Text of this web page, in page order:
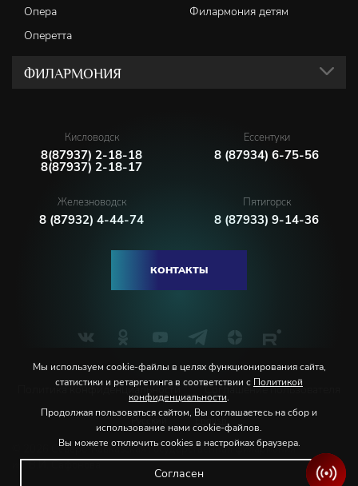
Опера
Филармония детям
Оперетта
ФИЛАРМОНИЯ
Кисловодск
8(87937) 2-18-18
8(87937) 2-18-17
Ессентуки
8 (87934) 6-75-56
Железноводск
8 (87932) 4-44-74
Пятигорск
8 (87933) 9-14-36
КОНТАКТЫ
Политика конфиденциальности Соглашение пользователя
© 2026 Северо-Кавказская государственная филармония
им. В.И. Сафонова
Мы используем cookie-файлы в целях функционирования сайта,
статистики и ретаргетинга в соответствии с Политикой
конфиденциальности.
Продолжая пользоваться сайтом, Вы соглашаетесь на сбор и
использование нами cookie-файлов.
Вы можете отключить cookies в настройках браузера.
Согласен